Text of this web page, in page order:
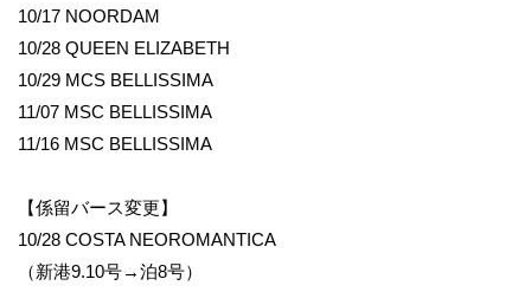
10/17 NOORDAM
10/28 QUEEN ELIZABETH
10/29 MCS BELLISSIMA
11/07 MSC BELLISSIMA
11/16 MSC BELLISSIMA
【係留バース変更】
10/28 COSTA NEOROMANTICA
（新港9.10号→泊8号）